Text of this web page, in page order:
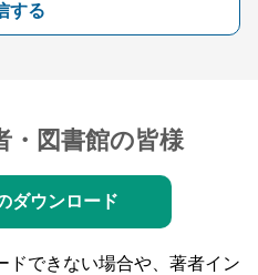
する
・図書館の皆様
ダウンロード
ドできない場合や、著者イン